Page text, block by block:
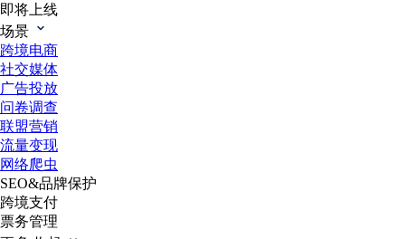
即将上线
场景
跨境电商
社交媒体
广告投放
问卷调查
联盟营销
流量变现
网络爬虫
SEO&品牌保护
跨境支付
票务管理